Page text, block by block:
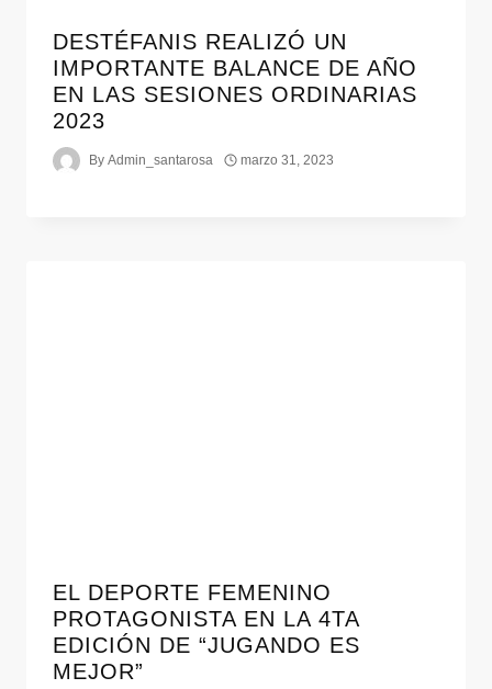
DESTÉFANIS REALIZÓ UN
IMPORTANTE BALANCE DE AÑO
EN LAS SESIONES ORDINARIAS
2023
By Admin_santarosa marzo 31, 2023
EL DEPORTE FEMENINO
PROTAGONISTA EN LA 4TA
EDICIÓN DE “JUGANDO ES
MEJOR”